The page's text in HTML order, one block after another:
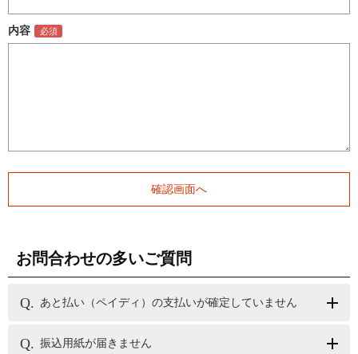
内容
お問合わせの多いご質問
あと払い（ペイディ）の支払いが確定していません
振込用紙が届きません